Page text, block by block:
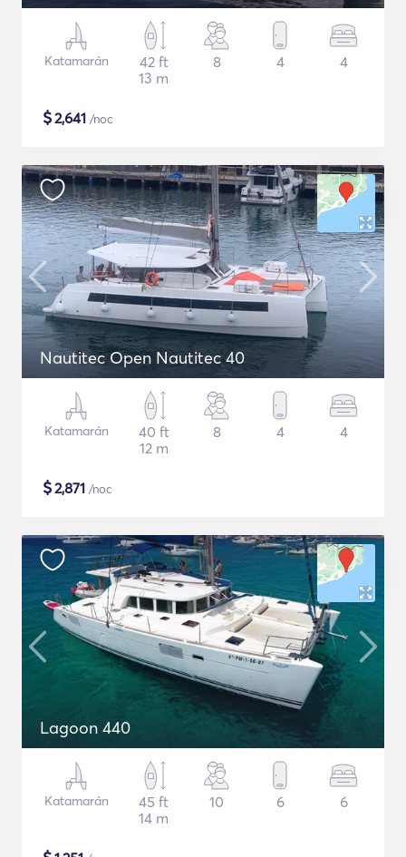
Katamarán
42 ft
13 m
8 4 4
$2,641 /noc
Nautitec Open Nautitec 40
Katamarán
40 ft
12 m
8 4 4
$2,871 /noc
Lagoon 440
Katamarán
45 ft
14 m
10 6 6